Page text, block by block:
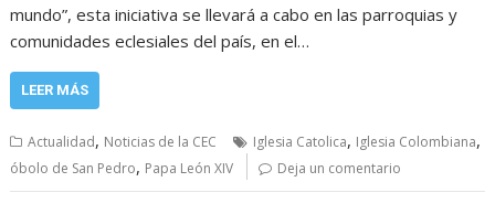
mundo”, esta iniciativa se llevará a cabo en las parroquias y
comunidades eclesiales del país, en el…
LEER MÁS
Actualidad, Noticias de la CEC Iglesia Catolica, Iglesia Colombiana,
óbolo de San Pedro, Papa León XIV Deja un comentario